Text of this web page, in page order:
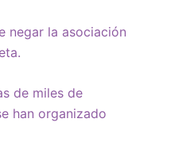
negar la asociación
de miles de
han organizado